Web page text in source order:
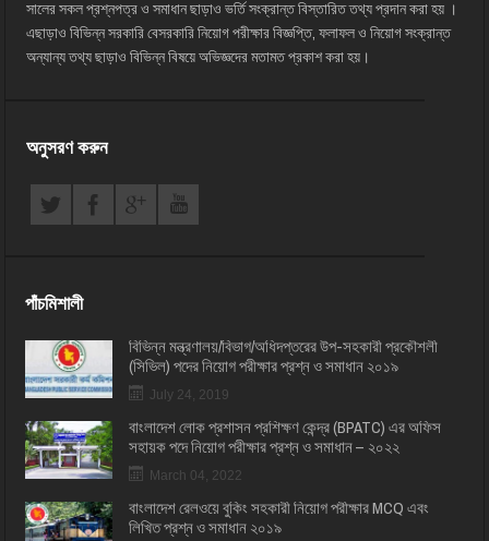
সালের সকল প্রশ্নপত্র ও সমাধান ছাড়াও ভর্তি সংক্রান্ত বিস্তারিত তথ্য প্রদান করা হয় ।
এছাড়াও বিভিন্ন সরকারি বেসরকারি নিয়োগ পরীক্ষার বিজ্ঞপ্তি, ফলাফল ও নিয়োগ সংক্রান্ত
অন্যান্য তথ্য ছাড়াও বিভিন্ন বিষয়ে অভিজ্ঞদের মতামত প্রকাশ করা হয়।
অনুসরণ করুন
পাঁচমিশালী
বিভিন্ন মন্ত্রণালয়/বিভাগ/অধিদপ্তরের উপ-সহকারী প্রকৌশলী
(সিভিল) পদের নিয়োগ পরীক্ষার প্রশ্ন ও সমাধান ২০১৯
July 24, 2019
বাংলাদেশ লোক প্রশাসন প্রশিক্ষণ কেন্দ্র (BPATC) এর অফিস
সহায়ক পদে নিয়োগ পরীক্ষার প্রশ্ন ও সমাধান – ২০২২
March 04, 2022
বাংলাদেশ রেলওয়ে বুকিং সহকারী নিয়োগ পরীক্ষার MCQ এবং
লিখিত প্রশ্ন ও সমাধান ২০১৯